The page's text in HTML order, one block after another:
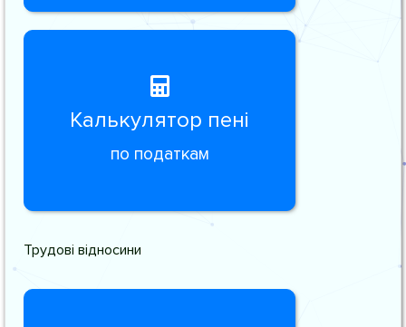
Калькулятор пені
по податкам
Трудові відносини